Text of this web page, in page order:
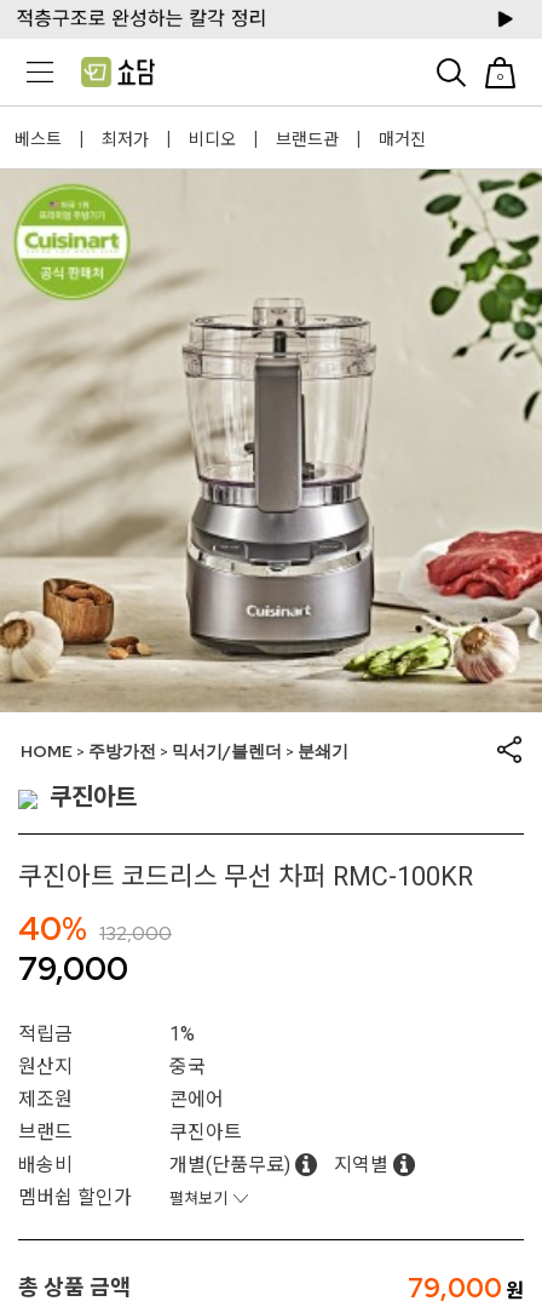
0
베스트 | 최저가 | 비디오 | 브랜드관 | 매거진
HOME > 주방가전 > 믹서기/블렌더 > 분쇄기
쿠진아트
쿠진아트 코드리스 무선 차퍼 RMC-100KR
40% 132,000
79,000
적립금
1%
원산지
중국
제조원
콘에어
브랜드
쿠진아트
배송비
개별(단품무료)
지역별
멤버쉽 할인가
펼쳐보기
총 상품 금액 79,000